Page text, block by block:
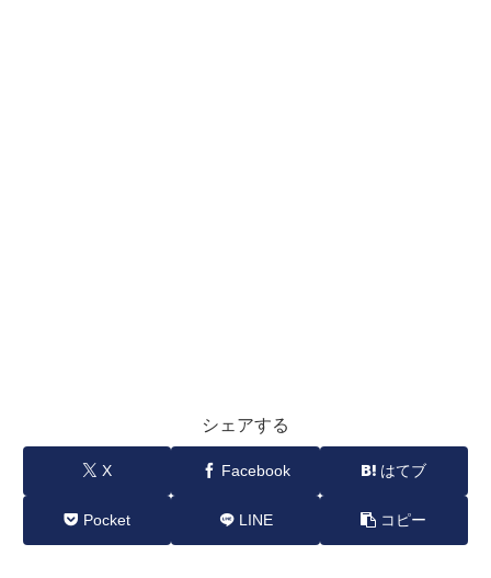
シェアする
X Facebook はてブ
Pocket LINE コピー